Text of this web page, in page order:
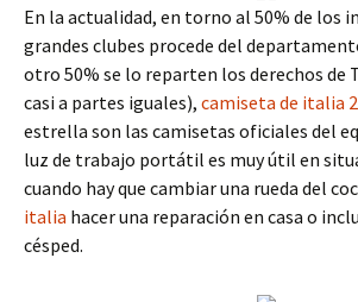
En la actualidad, en torno al 50% de los
grandes clubes procede del
otro 50% se lo reparten los derechos de
casi a partes iguales), camiseta de italia
estrella son las camisetas oficiales del
luz de trabajo portátil es muy útil en
cuando hay que cambiar una rueda del
italia hacer una reparación en casa o
césped.